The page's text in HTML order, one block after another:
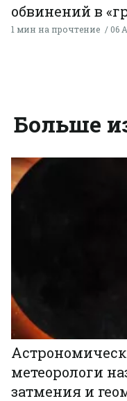
обвинений в
1 мин на прочтение 06
Больше
метеорологи
затмения и